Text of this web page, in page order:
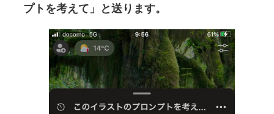
プトを考えて」と送ります。